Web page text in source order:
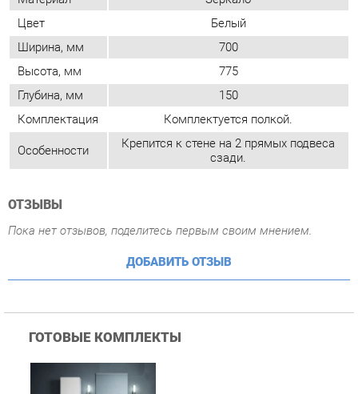
Комплектация
Комплектуется полкой.
Особенности
Крепится к стене на 2 прямых подвеса
сзади.
ОТЗЫВЫ
Пока нет отзывов, поделитесь первым своим мнением.
ДОБАВИТЬ ОТЗЫВ
ГОТОВЫЕ КОМПЛЕКТЫ
Комплект мебели для
ванной Corozo Koral